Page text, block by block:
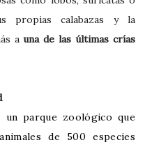
propias calabazas y la
auna de las últimas crías
un parque zoológico que
de 500 especies